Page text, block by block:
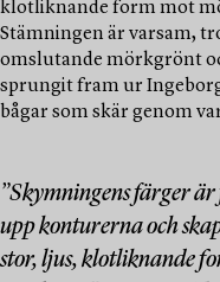
klotliknande form mot
Stämningen är varsam,
omslutande mörkgrönt
sprungit fram ur
bågar som skär genom
”Skymningens färger
upp konturerna och
stor, ljus, klotliknande